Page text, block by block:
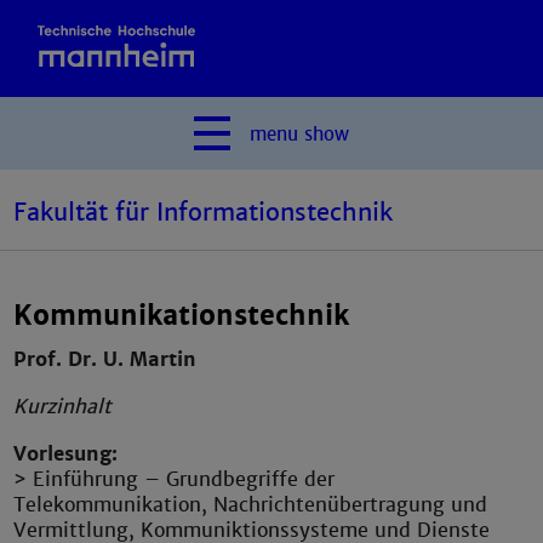
menu show
Fakultät für Informationstechnik
Kommunikationstechnik
Prof. Dr. U. Martin
Kurzinhalt
Vorlesung:
> Einführung – Grundbegriffe der
Telekommunikation, Nachrichtenübertragung und
Vermittlung, Kommuniktionssysteme und Dienste